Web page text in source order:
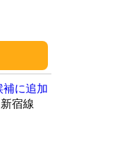
宿線
補に追加